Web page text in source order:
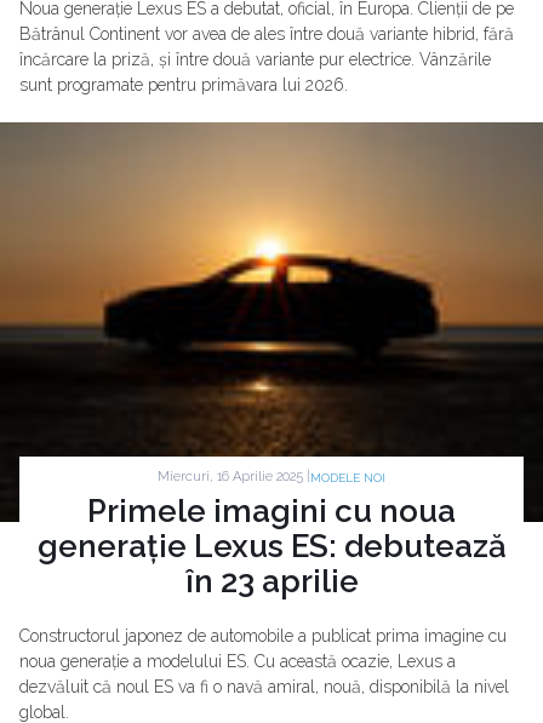
Noua generație Lexus ES a debutat, oficial, în Europa. Clienții de pe
Bătrânul Continent vor avea de ales între două variante hibrid, fără
încărcare la priză, și între două variante pur electrice. Vânzările
sunt programate pentru primăvara lui 2026.
Miercuri, 16 Aprilie 2025 | MODELE NOI
Primele imagini cu noua
generație Lexus ES: debutează
în 23 aprilie
Constructorul japonez de automobile a publicat prima imagine cu
noua generație a modelului ES. Cu această ocazie, Lexus a
dezvăluit că noul ES va fi o navă amiral, nouă, disponibilă la nivel
global.